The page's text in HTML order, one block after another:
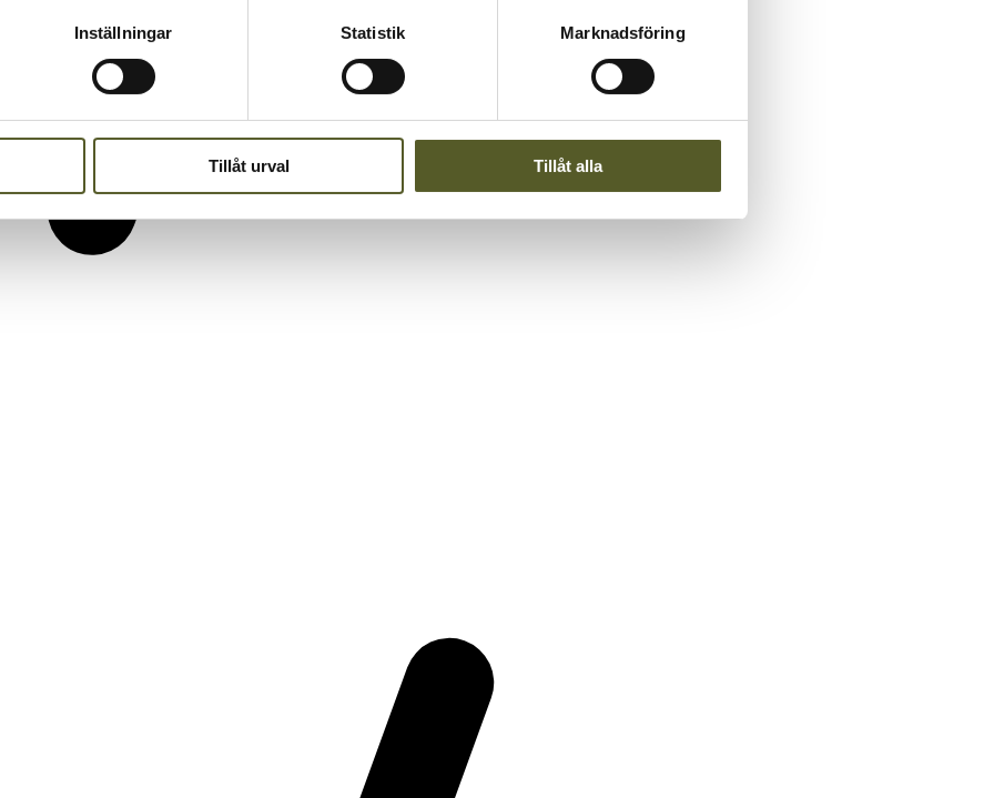
Inställningar Statistik Marknadsföring
Tillåt urval Tillåt alla